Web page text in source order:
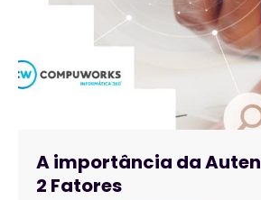
A importância da
2 Fatores